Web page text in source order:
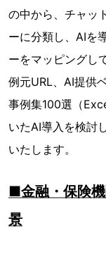
の中から、チャッ
ーに分類し、AIを
ーをマッピングし
例元URL、AI提供
事例集100選（
いたAI導入を検討
いたします。
■金融・保険
景